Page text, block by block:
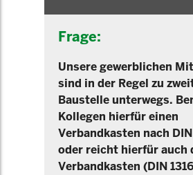
Frage:
Unsere gewerblichen
sind in der Regel zu
Baustelle unterwegs.
Kollegen hierfür einen
Verbandkasten nach DIN
oder reicht hierfür auch
Verbandkasten (DIN